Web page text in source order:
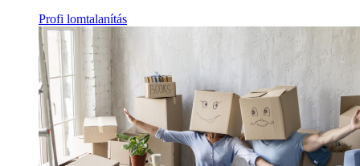
Profi lomtalanítás